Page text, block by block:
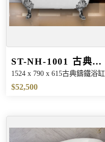
ST-NH-1001 古典鑄
鐵浴缸
1524 x 790 x 615古典鑄鐵浴缸
$52,500